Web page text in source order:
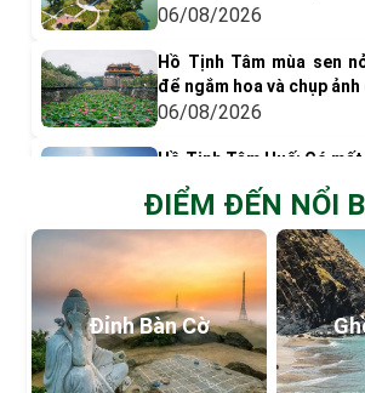
06/08/2026
Hồ Tịnh Tâm mùa sen
để ngắm hoa và chụp
06/08/2026
Hồ Tịnh Tâm Huế: Có
& Kinh nghiệm tham quan
05/08/2026
Có gì chơi ở phá Tam
nghiệm nên thử
05/08/2026
Khám phá Đầm Chuồn:
giữa Phá Tam Giang
ĐIỂM ĐẾN NỔI
Đỉnh Bàn Cờ